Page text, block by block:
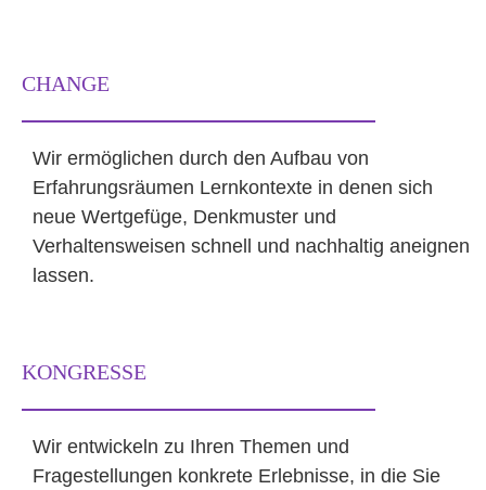
CHANGE
Wir ermöglichen durch den Aufbau von
Erfahrungsräumen Lernkontexte in denen sich
neue Wertgefüge, Denkmuster und
Verhaltensweisen schnell und nachhaltig aneignen
lassen.
KONGRESSE
Wir entwickeln zu Ihren Themen und
Fragestellungen konkrete Erlebnisse, in die Sie